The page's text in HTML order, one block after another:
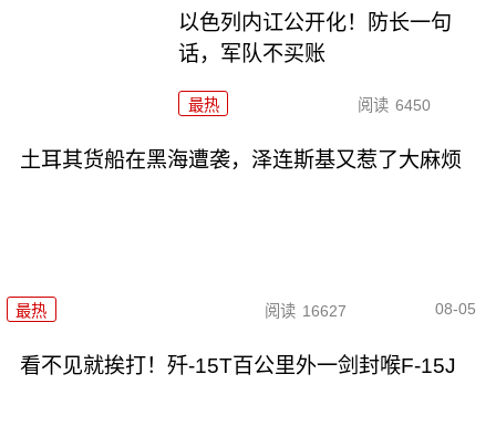
以色列内讧公开化！防长一句
话，军队不买账
最热 阅读 6450
土耳其货船在黑海遭袭，泽连斯基又惹了大麻烦
最热 阅读 16627 08-05
看不见就挨打！歼-15T百公里外一剑封喉F-15J